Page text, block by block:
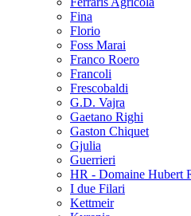
Fina
Florio
Foss Marai
Franco Roero
Francoli
Frescobaldi
G.D. Vajra
Gaetano Righi
Gaston Chiquet
Gjulia
Guerrieri
HR - Domaine Hubert
I due Filari
Kettmeir